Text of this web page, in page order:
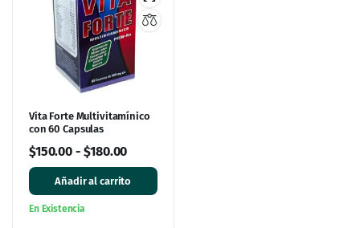
Vita Forte Multivitamínico
con 60 Capsulas
$150.00-$180.00
Añadir al carrito
En Existencia